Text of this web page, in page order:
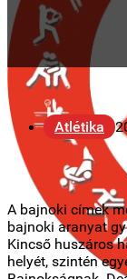
Atlétika
A bajnoki címek
bajnoki aranyat
Kincső huszáros
helyét, szintén